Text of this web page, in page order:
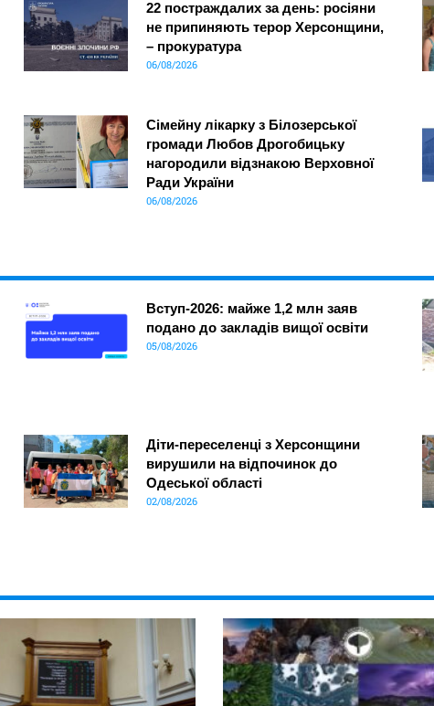
22 постраждалих за день: росіяни
не припиняють терор Херсонщини,
– прокуратура
06/08/2026
Сімейну лікарку з Білозерської
громади Любов Дрогобицьку
нагородили відзнакою Верховної
Ради України
06/08/2026
Вступ-2026: майже 1,2 млн заяв
подано до закладів вищої освіти
05/08/2026
Діти-переселенці з Херсонщини
вирушили на відпочинок до
Одеської області
02/08/2026